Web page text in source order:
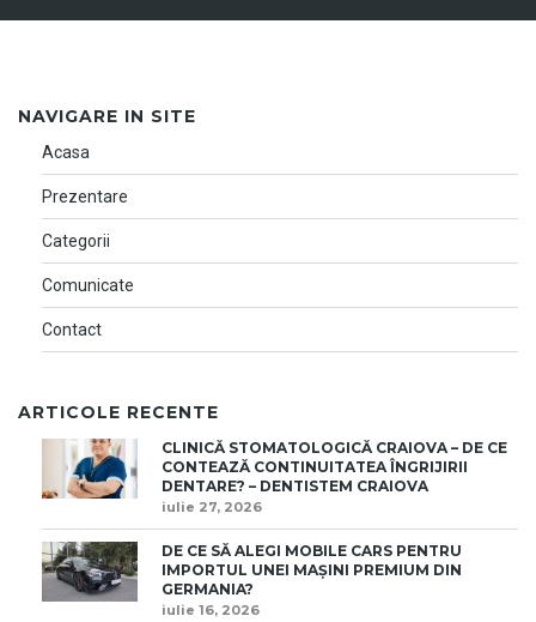
NAVIGARE IN SITE
Acasa
Prezentare
Categorii
Comunicate
Contact
ARTICOLE RECENTE
CLINICĂ STOMATOLOGICĂ CRAIOVA – DE CE
CONTEAZĂ CONTINUITATEA ÎNGRIJIRII
DENTARE? – DENTISTEM CRAIOVA
iulie 27, 2026
DE CE SĂ ALEGI MOBILE CARS PENTRU
IMPORTUL UNEI MAȘINI PREMIUM DIN
GERMANIA?
iulie 16, 2026